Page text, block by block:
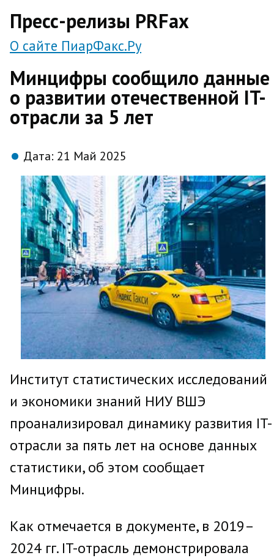
Пресс-релизы PRFax
О сайте ПиарФакс.Ру
Минцифры сообщило данные
о развитии отечественной IT-
отрасли за 5 лет
Дата: 21 Май 2025
Институт статистических исследований
и экономики знаний НИУ ВШЭ
проанализировал динамику развития IT-
отрасли за пять лет на основе данных
статистики, об этом сообщает
Минцифры.
Как отмечается в документе, в 2019–
2024 гг. IT-отрасль демонстрировала